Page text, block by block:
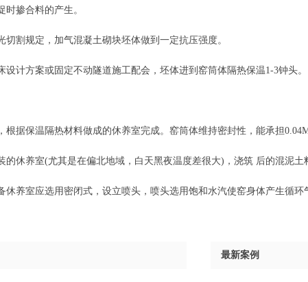
时掺合料的产生。
切割规定，加气混凝土砌块坯体做到一定抗压强度。
设计方案或固定不动隧道施工配会，坯体进到窑筒体隔热保温1-3钟头。
根据保温隔热材料做成的休养室完成。窑筒体维持密封性，能承担
的休养室(尤其是在偏北地域，白天黑夜温度差很大)，浇筑 后的混泥
休养室应选用密闭式，设立喷头，喷头选用饱和水汽使窑身体产生循
最新案例